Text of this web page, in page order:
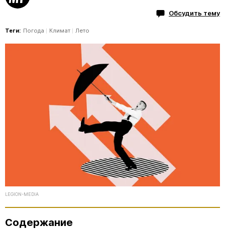
Обсудить тему
Теги: Погода Климат Лето
LEGION-MEDIA
Содержание